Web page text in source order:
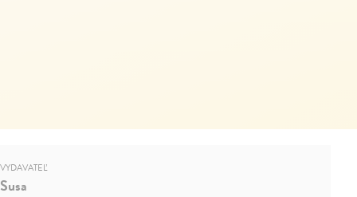
VYDAVATEĽ
Susa